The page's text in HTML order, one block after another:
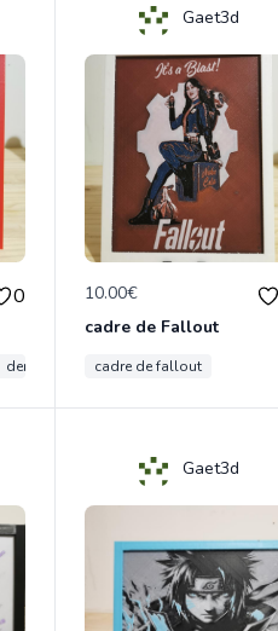
0
demon slayer
Gaet3d
10.00€
cadre de Fallout
cadre de fallout
Gaet3d